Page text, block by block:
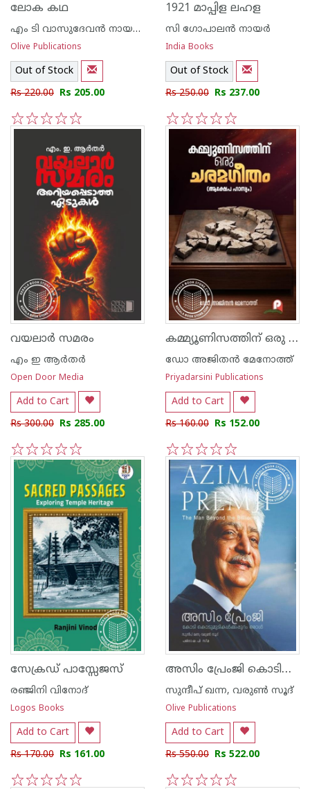
ലോക കഥ
എം ടി വാസുദേവന്‍ നായര്‍, എ‌ന്‍ പി മുഹമ്മദ്
Olive Publications
Out of Stock
Rs 220.00 Rs 205.00
5
4
3
2
1
1921 മാപ്പിള ലഹള
സി ഗോപാലന്‍ നായര്‍
India Books
Out of Stock
Rs 250.00 Rs 237.00
5
4
3
2
1
വയലാർ സമരം
എം ഇ ആര്‍തര്‍
Open Door Media
Add to Cart
Rs 300.00 Rs 285.00
5
4
3
2
1
കമ്മ്യൂണിസത്തിന് ഒരു ചരമഗീതം
ഡോ അജിതന്‍ മേനോത്ത്
Priyadarsini Publications
Add to Cart
Rs 160.00 Rs 152.00
5
4
3
2
1
സേക്രഡ് പാസ്സേജസ്
രഞ്ജിനി വിനോദ്
Logos Books
Add to Cart
Rs 170.00 Rs 161.00
അസിം പ്രേംജി കൊടിമുടികൾക്കപ്പുറം ഒരാൾ
സുന്ദീപ് ഖന്ന, വരുൺ സൂദ്
Olive Publications
Add to Cart
Rs 550.00 Rs 522.00